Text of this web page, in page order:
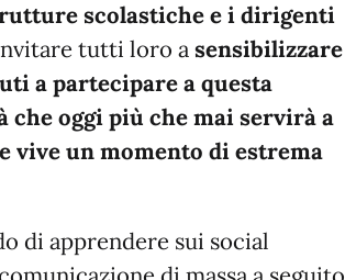
scolastiche e i dirigenti
tutti loro asensibilizzare
a partecipare a questa
che oggi più che mai servirà a
vive un momento di estrema
di apprendere sui social